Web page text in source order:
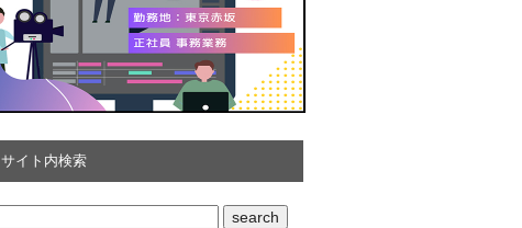
サイト内検索